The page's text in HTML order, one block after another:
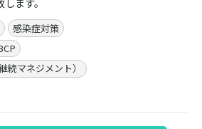
感染症対策
続マネジメント）